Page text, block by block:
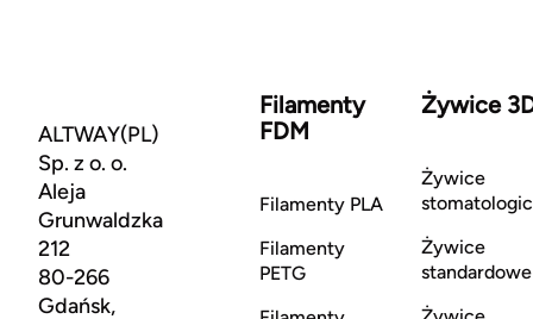
ALTWAY(PL)
Sp. z o. o.
Aleja
Grunwaldzka
212
80-266
Gdańsk,
Filamenty
FDM
Filamenty PLA
Filamenty
PETG
Żywice
Żywice
Żywice
standardowe